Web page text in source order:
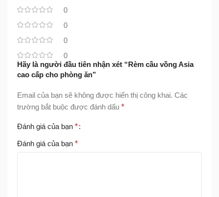
0
0
0
0
Hãy là người đầu tiên nhận xét “Rèm cầu vồng Asia
cao cấp cho phòng ăn”
Email của bạn sẽ không được hiển thị công khai. Các
trường bắt buộc được đánh dấu *
Đánh giá của bạn *
Đánh giá của bạn *